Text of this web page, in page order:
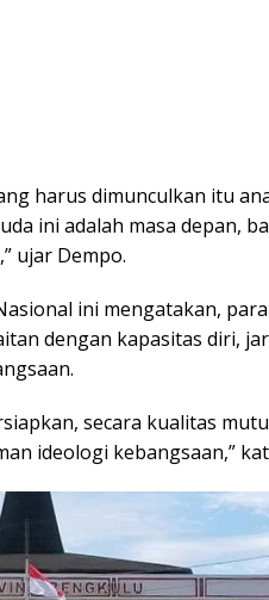
harus dimunculkan itu
ini adalah masa depan,
ujar Dempo.
ini mengatakan,
dengan kapasitas diri,
secara kualitas
ideologi kebangsaan,”